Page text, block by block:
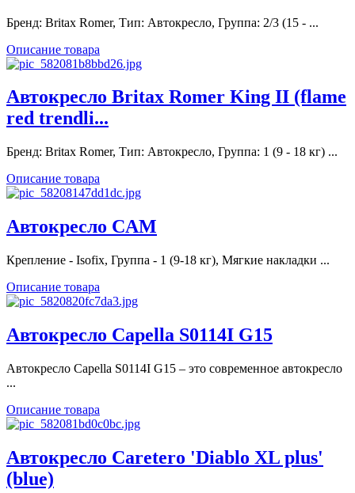
Бренд: Britax Romer, Тип: Автокресло, Группа: 2/3 (15 - ...
Описание товара
Автокресло Britax Romer King II (flame
red trendli...
Бренд: Britax Romer, Тип: Автокресло, Группа: 1 (9 - 18 кг) ...
Описание товара
Автокресло CAM
Крепление - Isofix, Группа - 1 (9-18 кг), Мягкие накладки ...
Описание товара
Автокресло Capella S0114I G15
Автокресло Capella S0114I G15 – это современное автокресло
...
Описание товара
Автокресло Caretero 'Diablo XL plus'
(blue)